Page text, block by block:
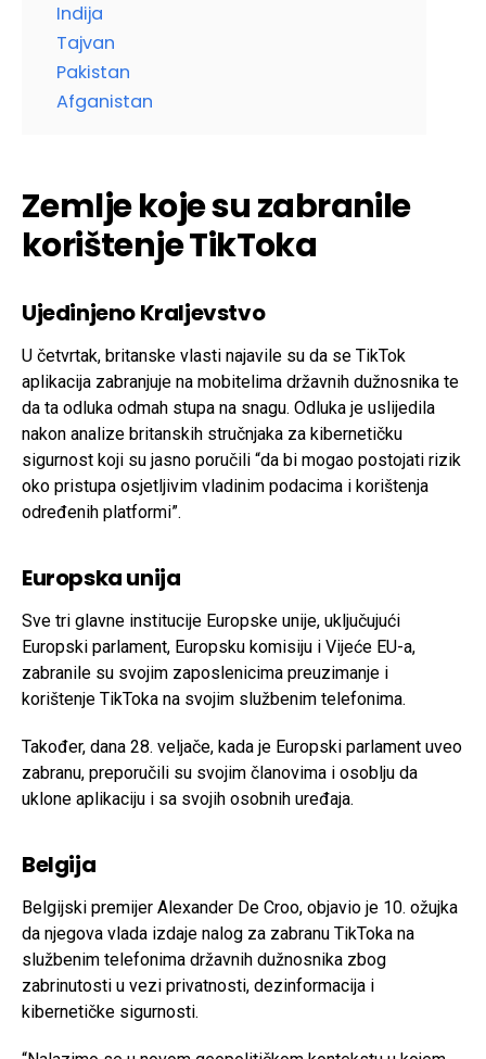
Indija
Tajvan
Pakistan
Afganistan
Zemlje koje su zabranile
korištenje TikToka
Ujedinjeno Kraljevstvo
U četvrtak, britanske vlasti najavile su da se TikTok
aplikacija zabranjuje na mobitelima državnih dužnosnika te
da ta odluka odmah stupa na snagu. Odluka je uslijedila
nakon analize britanskih stručnjaka za kibernetičku
sigurnost koji su jasno poručili “da bi mogao postojati rizik
oko pristupa osjetljivim vladinim podacima i korištenja
određenih platformi”.
Europska unija
Sve tri glavne institucije Europske unije, uključujući
Europski parlament, Europsku komisiju i Vijeće EU-a,
zabranile su svojim zaposlenicima preuzimanje i
korištenje TikToka na svojim službenim telefonima.
Također, dana 28. veljače, kada je Europski parlament uveo
zabranu, preporučili su svojim članovima i osoblju da
uklone aplikaciju i sa svojih osobnih uređaja.
Belgija
Belgijski premijer Alexander De Croo, objavio je 10. ožujka
da njegova vlada izdaje nalog za zabranu TikToka na
službenim telefonima državnih dužnosnika zbog
zabrinutosti u vezi privatnosti, dezinformacija i
kibernetičke sigurnosti.